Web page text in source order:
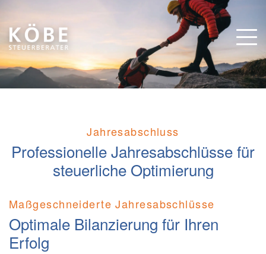
Jahresabschluss
Professionelle Jahresabschlüsse für
steuerliche Optimierung
Maßgeschneiderte Jahresabschlüsse
Optimale Bilanzierung für Ihren
Erfolg